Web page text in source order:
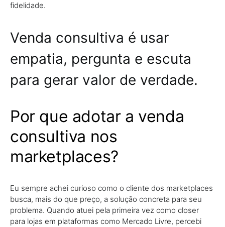
fidelidade.
Venda consultiva é usar
empatia, pergunta e escuta
para gerar valor de verdade.
Por que adotar a venda
consultiva nos
marketplaces?
Eu sempre achei curioso como o cliente dos marketplaces
busca, mais do que preço, a solução concreta para seu
problema. Quando atuei pela primeira vez como closer
para lojas em plataformas como Mercado Livre, percebi